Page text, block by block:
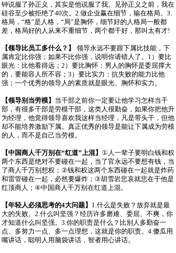
钟说服了孙正义，其实是他说服了我。见孙正义之前，我在
硅谷至少被拒绝了40次。 2.做企业赢在细节，输在格局。 3.
格局， “格”是人格， “局”是胸怀，细节好的人格局一般都
差，格局好的人从来不重细节，两个都干好，那叫太有才!
【领导比员工多什么？】
领导永远不要跟下属比技能，下
属肯定比你强；如果不比你强，说明你请错人了。 1 ）要比
眼光：比他看得远； 2 ）要比胸怀：男人的胸怀是委屈撑大
的，要能容人所不容； 3 ）要比实力：抗失败的能力比他
强；一个优秀的领导人的素质就是眼光、胸怀和实力。
【领导别当劳模】 当干部之前你一定要让他学习怎样当干
部，有很多干部是劳模干部，这类人很勤奋，如果你把他升
为经理，他觉得领导喜欢我这样当经理，凡是带头干，但他
却不能培养激励下属。真正优秀的领导是能让下属成为劳模
的人，而不是自己当劳模。
【中国商人千万别在“红道”上混】 ① 人一辈子要明白钱和权
两个东西是绝对不要碰在一起，当了官永远不要想有钱，当
了商人千万别想权； ②钱和权这两个东西碰在一起就是炸药
和雷管碰在一起，必然要爆炸； ③胡雪岩悲哀就悲在于他是
红顶商人； ④中国商人千万别在红道上混。
【年轻人必须思考的4大问题】 1.什么是失败？放弃就是最
大的失败。 2.什么叫坚强？经历许多磨难、委屈、不爽，你
才知道什么叫坚强。 3.你的职责是什么？比别人多勤奋一
点、多努力一点、多一点理想，这就是你的职责。 4.傻瓜用
嘴讲话，聪明人用脑袋讲话，智者用心讲话。